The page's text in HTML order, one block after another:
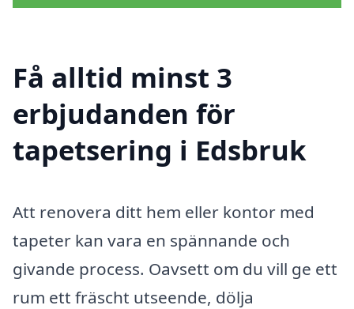
Få alltid minst 3
erbjudanden för
tapetsering i Edsbruk
Att renovera ditt hem eller kontor med
tapeter kan vara en spännande och
givande process. Oavsett om du vill ge ett
rum ett fräscht utseende, dölja